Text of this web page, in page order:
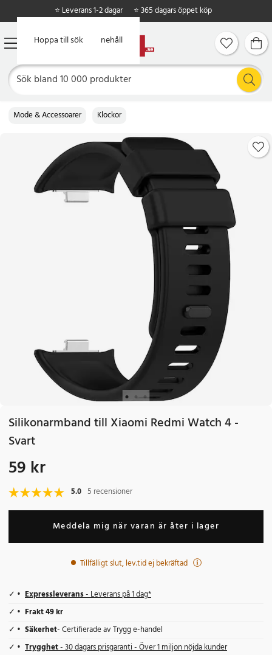
Hoppa till huvudinnehåll
Hoppa till sök
⭐ Leverans 1-2 dagar ⭐ 365 dagars öppet köp
Mode & Accessoarer Klockor
Silikonarmband till Xiaomi Redmi Watch 4 -
Svart
Pris: 59 kr
59 kr
5.0 5 recensioner
Meddela mig när varan är åter i lager
Tillfälligt slut, lev.tid ej bekräftad
Expressleverans- Leverans på 1 dag*
Frakt 49 kr
Säkerhet- Certifierade av Trygg e-handel
Trygghet- 30 dagars prisgaranti - Över 1 miljon nöjda kunder